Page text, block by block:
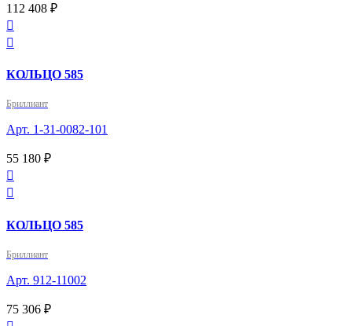
112 408 ₽


КОЛЬЦО 585
Бриллиант
Арт. 1-31-0082-101
55 180 ₽


КОЛЬЦО 585
Бриллиант
Арт. 912-11002
75 306 ₽